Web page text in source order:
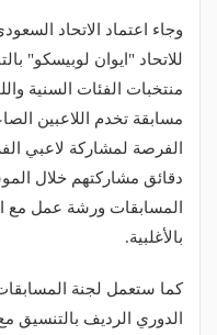
وجاء اعتماد الاتحاد
للاتحاد "ايوان لوبيسكو"
منتخبات الفئات السنية
مسابقة تخدم اللاعبين
الفرصة لمشاركة لاعبي
دقائق مشاركتهم خلال
المسابقات ورشة عمل مع
بالأغلبية.
كما ستعمل لجنة
الدوري الرديف بالتنسيق